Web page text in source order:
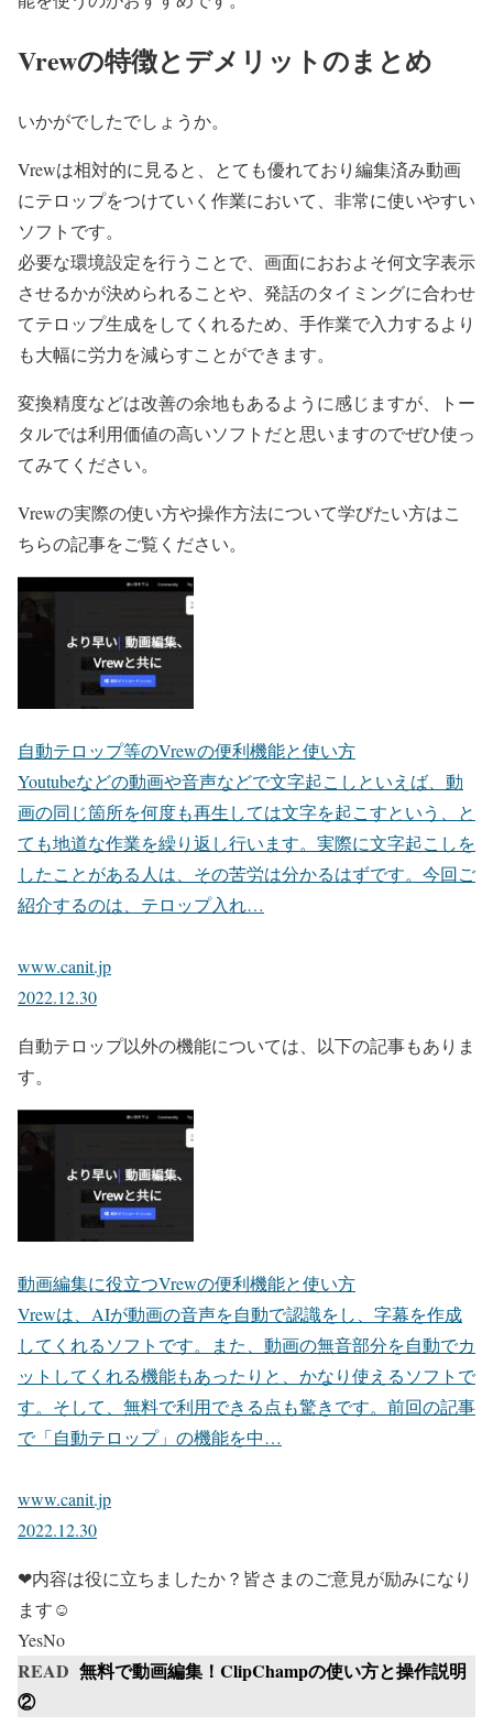
Vrewの特徴とデメリットのまとめ
いかがでしたでしょうか。
Vrewは相対的に見ると、とても優れており編集済み動画
にテロップをつけていく作業において、非常に使いやすい
ソフトです。
必要な環境設定を行うことで、画面におおよそ何文字表示
させるかが決められることや、発話のタイミングに合わせ
てテロップ生成をしてくれるため、手作業で入力するより
も大幅に労力を減らすことができます。
変換精度などは改善の余地もあるように感じますが、トー
タルでは利用価値の高いソフトだと思いますのでぜひ使っ
てみてください。
Vrewの実際の使い方や操作方法について学びたい方はこ
ちらの記事をご覧ください。
自動テロップ等のVrewの便利機能と使い方
Youtubeなどの動画や音声などで文字起こしといえば、動
画の同じ箇所を何度も再生しては文字を起こすという、と
ても地道な作業を繰り返し行います。実際に文字起こしを
したことがある人は、その苦労は分かるはずです。今回ご
紹介するのは、テロップ入れ…
www.canit.jp
2022.12.30
自動テロップ以外の機能については、以下の記事もありま
す。
動画編集に役立つVrewの便利機能と使い方
Vrewは、AIが動画の音声を自動で認識をし、字幕を作成
してくれるソフトです。また、動画の無音部分を自動でカ
ットしてくれる機能もあったりと、かなり使えるソフトで
す。そして、無料で利用できる点も驚きです。前回の記事
で「自動テロップ」の機能を中…
www.canit.jp
2022.12.30
❤内容は役に立ちましたか？皆さまのご意見が励みになり
ます☺
YesNo
READ 無料で動画編集！ClipChampの使い方と操作説明
②